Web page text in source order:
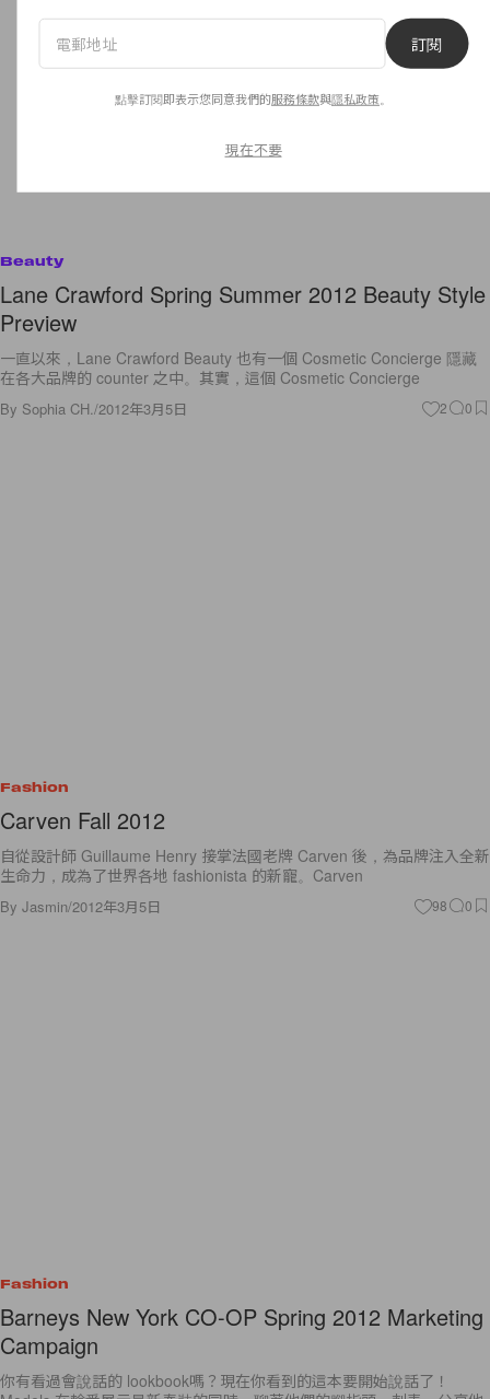
Beauty
Lane Crawford Spring Summer 2012 Beauty Style
Preview
一直以來，Lane Crawford Beauty 也有一個 Cosmetic Concierge 隱藏
在各大品牌的 counter 之中。其實，這個 Cosmetic Concierge
By Sophia CH./2012年3月5日 2 0
Fashion
Carven Fall 2012
自從設計師 Guillaume Henry 接掌法國老牌 Carven 後，為品牌注入全新
生命力，成為了世界各地 fashionista 的新寵。Carven
By Jasmin/2012年3月5日 98 0
Fashion
Barneys New York CO-OP Spring 2012 Marketing
Campaign
你有看過會說話的 lookbook嗎？現在你看到的這本要開始說話了！
訂閱
點擊訂閱即表示您同意我們的服務條款與隱私政策
現在不要